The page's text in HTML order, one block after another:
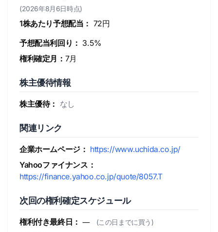
(2026年8月6日時点)
1株あたり予想配当： 72円
予想配当利回り： 3.5%
権利確定月： 7月
株主優待情報
株主優待： なし
関連リンク
企業ホームページ： https://www.uchida.co.jp/
Yahooファイナンス：
https://finance.yahoo.co.jp/quote/8057.T
次回の権利確定スケジュール
権利付き最終日： ― (この日までに買う)